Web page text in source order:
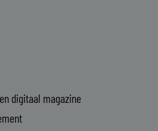
digitaal magazine